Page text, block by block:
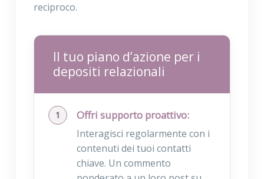
reciproco.
Il tuo piano d’azione per i
depositi relazionali
Offri supporto proattivo:
Interagisci regolarmente con i
contenuti dei tuoi contatti
chiave. Un commento